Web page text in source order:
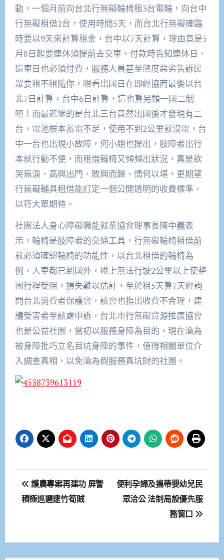
動，一個月前向台北行無礙輪椅租3台電輪，向台中
行無礙租借2台，使用時間5天，而台北行無礙確臨
時要以9天來計算租金，台中以7天計算，理由竟是5
月8日起要連休須提前去交車，付款時告知連休日、
還車日也必須付費，服務人員甚至態度惡劣告訴民
眾要租不租隨你，眼看出國日在即經協商最後以台
北7日計算，台中6日計算，這也算另類一國二制
吧！而最悲慘的是台北三台竟然出國後才發現有二
台，電池根本蓄電不足，使用不到2公里就沒電，台
中一台也出現小故障，何小姐也提出，肢障者出行
本就行動不便，而租借輪椅又頻頻出狀況，真是欲
哭無淚、高興出門、敗興而歸、情何以堪。更期望
行無礙輔具租借能訂定一個公開透明的收費標準，
以符大眾期待。
社團法人身心障礙職能就業協會理事長陳中義表
示，輪椅是肢障者的交通工具，行無礙輪椅租借前
就必須確認輪椅的功能性，以台北租借的輪椅為
例，人車都已到國外，碰上無法行駛2公里以上使整
團行程受阻，損失難以估計，至於租5天算7天經詢
問台北消費者保護會，該會也指出收費不合理，建
議受害者至該處申訴，台北市行無礙資源推廣協會
也是公益社圖，當初以服務身障為目的，現在淪為
被身障批巧立名目坑身障的事件，值得相關單位介
入調查真相，以免淪為假服務真坑財的社團。
文
章
覽
護農專案再建功 屏警
積極巡邏逮竹筍賊
便利孕婦及攜帶嬰幼兒民
眾洽公 法制局設優先服
務窗口